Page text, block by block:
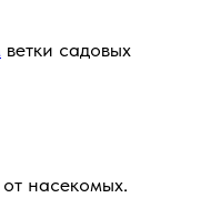
ветки садовых
от насекомых.